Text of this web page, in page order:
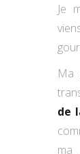
Je
Ma
de
ma